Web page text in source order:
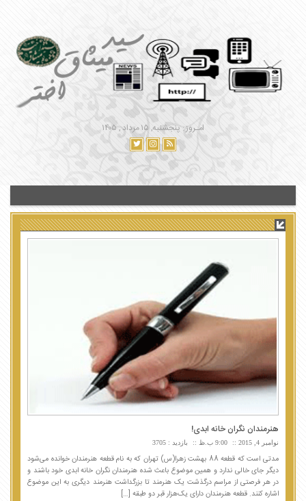
امـروز : پنجشنبه, ۱۵ مرداد , ۱۴۰۵
هنرمندان نگران خانه ابدی!
نوامبر 4, 2015 9:00 ب.ظ بازدید : 3705
مدتی است که قطعه 88 بهشت زهرا(س) تهران که به نام قطعه هنرمندان خوانده می‌شود
دیگر جای خالی ندارد و همین موضوع باعث شده هنرمندان نگران خانه ابدی خود باشند و
در هر فرصتی از مراسم درگذشت یک هنرمند تا بزرگداشت هنرمند دیگری به این موضوع
اشاره کنند. قطعه هنرمندان دارای یک‌هزار قبر دو طبقه […]